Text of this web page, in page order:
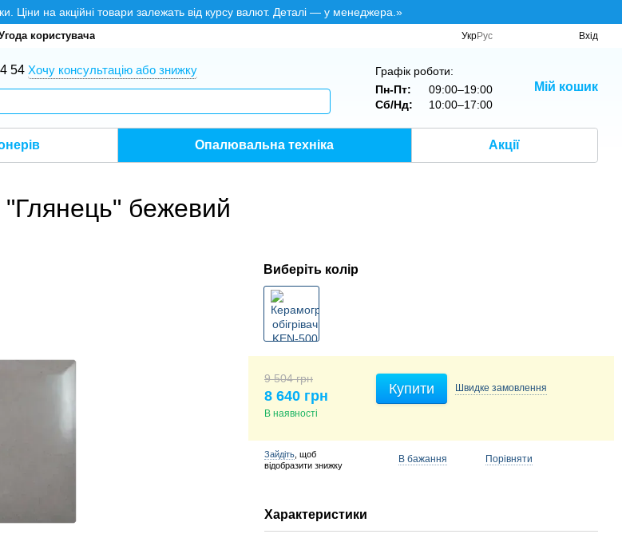
на акційні товари залежать від курсу валют. Деталі — у менеджера.»
користувача УкрРус Вхід
54 Хочу консультацію або знижку
Графік роботи:
Пн-Пт:
09:00–19:00
Сб/Нд:
10:00–17:00
Мій кошик
Опалювальна техніка Акції
"Глянець" бежевий
Виберіть колір
9 504 грн
8 640 грн
В наявності
Купити Швидке замовлення
Зайдіть , щоб
відобразити знижку
В бажання Порівняти
Характеристики